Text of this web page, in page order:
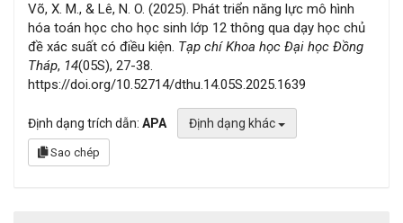
Võ, X. M., & Lê, N. O. (2025). Phát triển năng lực mô hình
hóa toán học cho học sinh lớp 12 thông qua dạy học chủ
đề xác suất có điều kiện. Tạp chí Khoa học Đại học Đồng
Tháp, 14(05S), 27-38.
https://doi.org/10.52714/dthu.14.05S.2025.1639
Định dạng trích dẫn: APA Định dạng khác
Sao chép